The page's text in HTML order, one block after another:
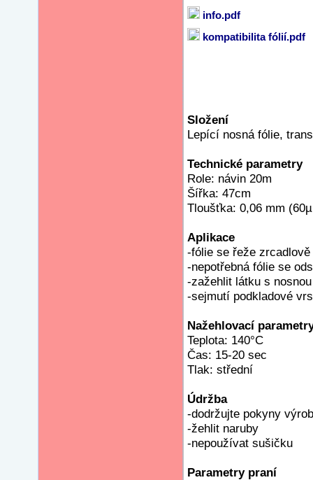
info.pdf
kompatibilita fólií.pdf
Složení
Lepící nosná fólie,
Technické parametry
Role: návin 20m
Šířka: 47cm
Tloušťka: 0,06 mm
Aplikace
-fólie se řeže
-nepotřebná fólie se
-zažehlit látku s
-sejmutí podkladové
Nažehlovací
Teplota: 140°C
Čas: 15-20 sec
Tlak: střední
Údržba
-dodržujte pokyny
-žehlit naruby
-nepoužívat sušičku
Parametry praní